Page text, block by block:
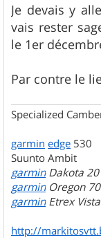
s
s
a
g
e
Je devais y
vais rester
le 1er
Par contre le
Specialized
garmin edge 530
Suunto Ambit
garmin Dakota 20
garmin Oregon
garmin Etrex
http://